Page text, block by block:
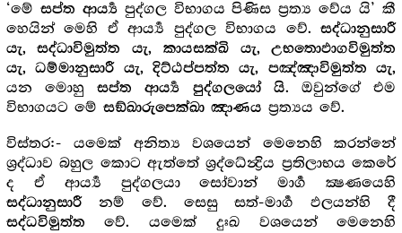
‘මේ සප්ත ආර්‍ය්‍යපුද්ගල විභාගය පිණිස ප්‍ර‍ත්‍ය වේය යි’ කී
හෙයින් මෙහි ඒ ආර්‍ය්‍ය පුද්ගල විභාගය වේ.සද්ධානුසාරී
යැ, සද්ධාවිමුත්ත යැ, කායසක්ඛි යැ, උභතොඵාගවිමුත්ත
යැ, ධම්මානුසාරී යැ, දිට්ඨප්පත්ත යැ, පඤ්ඤාවිමුත්ත යැ,
යන මොහුසප්ත ආර්‍ය්‍ය පුද්ගලයෝ යි. ඔවුන්ගේ එම
විභාගයට මේ සඞ්ඛාරුපෙක්ඛා ඤාණය ප්‍ර‍ත්‍යය වේ.
විස්තර:- යමෙක් අනිත්‍ය වශයෙන් මෙනෙහි කරන්නේ
ශ්‍ර‍ද්ධාව බහුල කොට ඇත්තේ ශ්‍ර‍ද්ධේන්‍ද්‍රිය ප්‍ර‍තිලාභය කෙරේ
ද ඒ ආර්‍ය්‍ය පුද්ගලයා සෝවාන් මාර්‍ග ක්‍ෂණයෙහි
සද්ධානුසාරීනම් වේ. සෙසු සත්-මාර්‍ග ඵලයන්හි දී
සද්ධවිමුත්ත වේ. යමෙක් දුඃඛ වශයෙන් මෙනෙහි